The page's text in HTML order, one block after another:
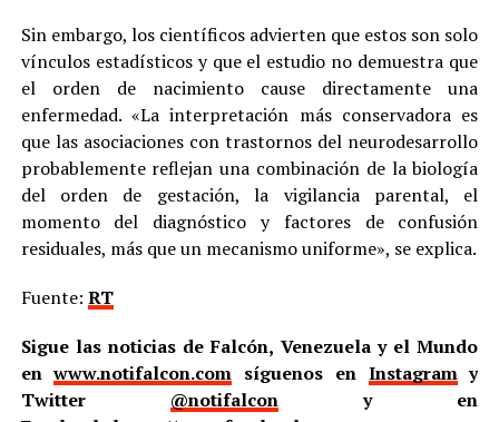
Sin embargo, los científicos advierten que estos son solo
vínculos estadísticos y que el estudio no demuestra que
el orden de nacimiento cause directamente una
enfermedad. «La interpretación más conservadora es
que las asociaciones con trastornos del neurodesarrollo
probablemente reflejan una combinación de la biología
del orden de gestación, la vigilancia parental, el
momento del diagnóstico y factores de confusión
residuales, más que un mecanismo uniforme», se explica.
Fuente: RT
Sigue las noticias de Falcón, Venezuela y el Mundo
enwww.notifalcon.com síguenos en Instagramy
Twitter @notifalcony en